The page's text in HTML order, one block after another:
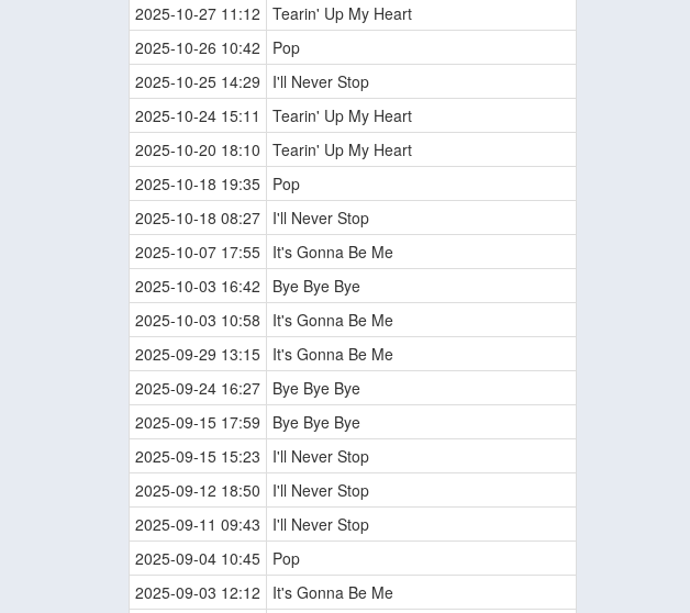
2025-10-27 11:12
Tearin' Up My Heart
2025-10-26 10:42
Pop
2025-10-25 14:29
I'll Never Stop
2025-10-24 15:11
Tearin' Up My Heart
2025-10-20 18:10
Tearin' Up My Heart
2025-10-18 19:35 Pop
2025-10-18 08:27 I'll Never Stop
2025-10-07 17:55 It's Gonna Be Me
2025-10-03 16:42
Bye Bye Bye
2025-10-03 10:58
It's Gonna Be Me
2025-09-29 13:15 It's Gonna Be Me
2025-09-24 16:27 Bye Bye Bye
2025-09-15 17:59
Bye Bye Bye
2025-09-15 15:23
I'll Never Stop
2025-09-12 18:50
I'll Never Stop
2025-09-11 09:43
I'll Never Stop
2025-09-04 10:45 Pop
2025-09-03 12:12
It's Gonna Be Me